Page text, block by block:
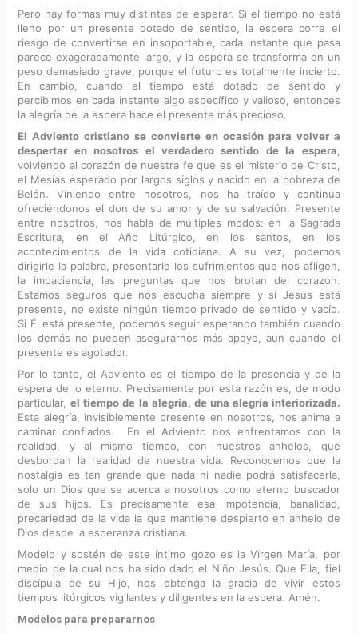
Pero hay formas muy distintas de esperar. Si el tiempo no está
lleno por un presente dotado de sentido, la espera corre el
riesgo de convertirse en insoportable, cada instante que pasa
parece exageradamente largo, y la espera se transforma en un
peso demasiado grave, porque el futuro es totalmente incierto.
En cambio, cuando el tiempo está dotado de sentido y
percibimos en cada instante algo específico y valioso, entonces
la alegría de la espera hace el presente más precioso.
El Adviento cristiano se convierte en ocasión para volver a
despertar en nosotros el verdadero sentido de la espera
volviendo al corazón de nuestra fe que es el misterio de Cristo,
el Mesías esperado por largos siglos y nacido en la pobreza de
Belén. Viniendo entre nosotros, nos ha traído y continúa
ofreciéndonos el don de su amor y de su salvación. Presente
entre nosotros, nos habla de múltiples modos: en la Sagrada
Escritura, en el Año Litúrgico, en los santos, en los
acontecimientos de la vida cotidiana. A su vez, podemos
dirigirle la palabra, presentarle los sufrimientos que nos afligen,
la impaciencia, las preguntas que nos brotan del corazón.
Estamos seguros que nos escucha siempre y si Jesús está
presente, no existe ningún tiempo privado de sentido y vacío.
Si Él está presente, podemos seguir esperando también cuando
los demás no pueden asegurarnos más apoyo, aun cuando el
presente es agotador.
Por lo tanto, el Adviento es el tiempo de la presencia y de la
espera de lo eterno. Precisamente por esta razón es, de modo
particular,el tiempo de la alegría, de una alegría interiorizada.
Esta alegría, invisiblemente presente en nosotros, nos anima a
caminar confiados. En el Adviento nos enfrentamos con la
realidad, y al mismo tiempo, con nuestros anhelos, que
desbordan la realidad de nuestra vida. Reconocemos que la
nostalgia es tan grande que nada ni nadie podrá satisfacerla,
solo un Dios que se acerca a nosotros como eterno buscador
de sus hijos. Es precisamente esa impotencia, banalidad,
precariedad de la vida la que mantiene despierto en anhelo de
Dios desde la esperanza cristiana.
Modelo y sostén de este íntimo gozo es la Virgen María, por
medio de la cual nos ha sido dado el Niño Jesús. Que Ella, fiel
discípula de su Hijo, nos obtenga la gracia de vivir estos
tiempos litúrgicos vigilantes y diligentes en la espera. Amén.
Modelos para prepararnos